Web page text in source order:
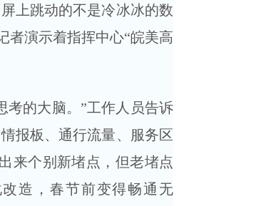
上跳动的不是冷冰冰的数
者演示着指挥中心“皖美高
的大脑。”工作人员告诉
报板、通行流量、服务区
来个别新堵点，但老堵点
造，春节前变得畅通无